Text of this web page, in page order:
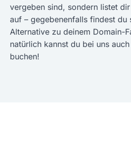
vergeben sind, sondern listet
auf – gegebenenfalls findest du
Alternative zu deinem Domain-
natürlich kannst du bei uns
buchen!